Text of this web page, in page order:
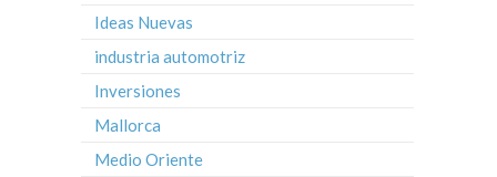
Ideas Nuevas
industria automotriz
Inversiones
Mallorca
Medio Oriente